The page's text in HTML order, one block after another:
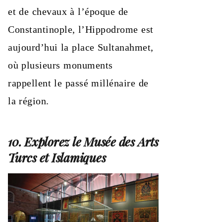
et de chevaux à l’époque de
Constantinople, l’Hippodrome est
aujourd’hui la place Sultanahmet,
où plusieurs monuments
rappellent le passé millénaire de
la région.
10. Explorez le Musée des Arts
Turcs et Islamiques